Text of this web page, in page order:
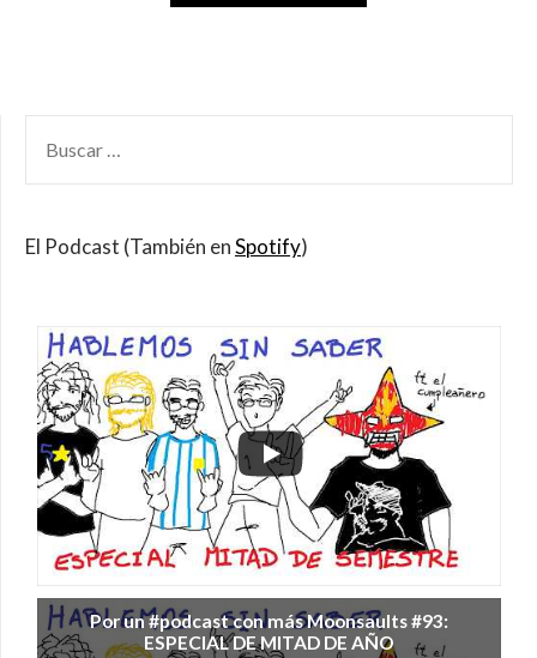
POR:
El Podcast (También enSpotify)
Por un #podcast con más Moonsaults #93:
ESPECIAL DE MITAD DE AÑO